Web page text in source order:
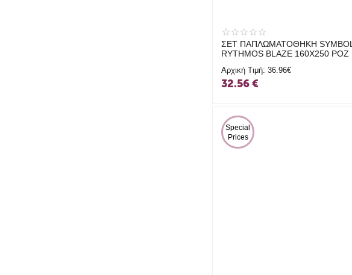
ΣΕΤ ΠΑΠΛΩΜΑΤΟΘΗΚΗ SYMBOL
RYTHMOS BLAZE 160X250 ΡΟΖ
Αρχική Τιμή:36.96€
32.56€
Special
Prices